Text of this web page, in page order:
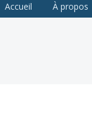
Accueil À propos